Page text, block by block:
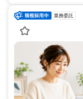
業務委託